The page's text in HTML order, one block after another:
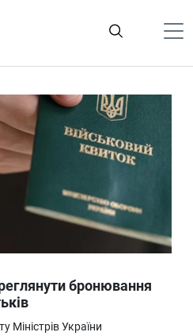
бронювання
Міністрів України